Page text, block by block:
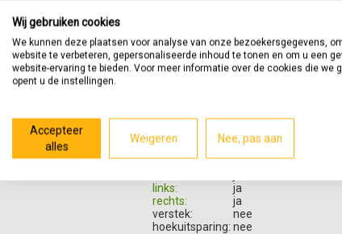
Schoorsteenplaten zorgen ervoor
muur tegen beschadigingen zoals
Schoorsteenplaten zijn vlak en
schoorsteenplaten voorzien van
schoorsteengevel kan kruipen.
Indien artikelen naast of tegen
voorkomen. U kunt dit aangeven
Geschuurde zijden:
boven:
nee
onder:
voor:
ja
links:
ja
rechts:
ja
verstek:
nee
hoekuitsparing: nee
Wij gebruiken cookies
We kunnen deze plaatsen voor analyse van onze bezoekersgegevens,
website te verbeteren, gepersonaliseerde inhoud te tonen en om u een
website-ervaring te bieden. Voor meer informatie over de cookies die we
opent u de instellingen.
Accepteer
alles
Weigeren Nee, pas aan